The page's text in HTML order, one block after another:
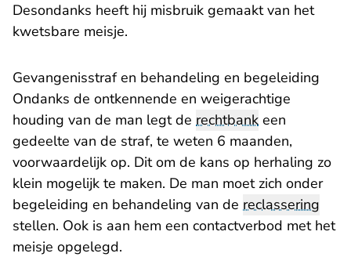
Desondanks heeft hij misbruik gemaakt van het
kwetsbare meisje.
​Gevangenisstraf en behandeling en begeleiding
Ondanks de ontkennende en weigerachtige
houding van de man legt de rechtbank een
gedeelte van de straf, te weten 6 maanden,
voorwaardelijk op. Dit om de kans op herhaling zo
klein mogelijk te maken. De man moet zich onder
begeleiding en behandeling van de reclassering
stellen. Ook is aan hem een contactverbod met het
meisje opgelegd.